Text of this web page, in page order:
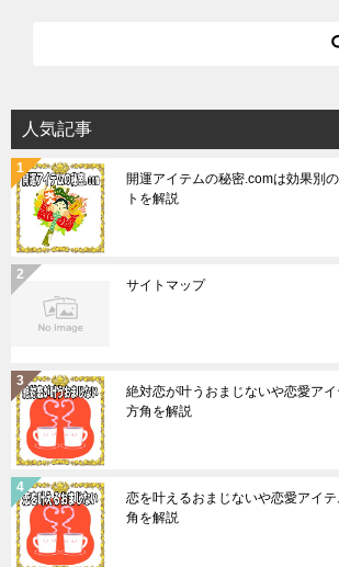
人気記事
開運アイテムの秘密.comは効果別
トを解説
サイトマップ
絶対恋が叶うおまじないや恋愛ア
方角を解説
恋を叶えるおまじないや恋愛アイ
角を解説